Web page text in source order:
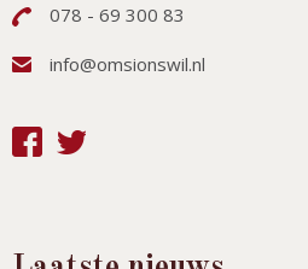
078 - 69 300 83
info@omsionswil.nl